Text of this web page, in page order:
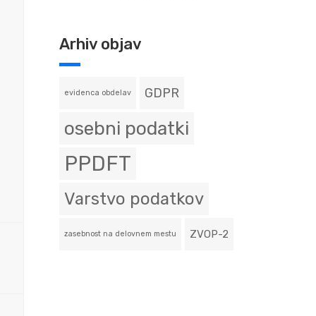
Arhiv objav
evidenca obdelav GDPR
osebni podatki
PPDFT
Varstvo podatkov
zasebnost na delovnem mestu ZVOP-2